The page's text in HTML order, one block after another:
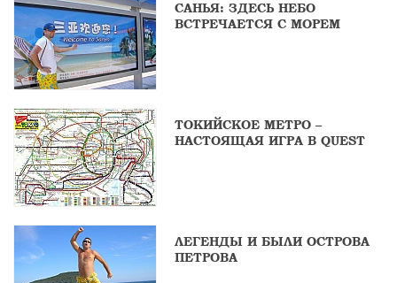
САНЬЯ: ЗДЕСЬ НЕБО
ВСТРЕЧАЕТСЯ С МОРЕМ
ТОКИЙСКОЕ МЕТРО –
НАСТОЯЩАЯ ИГРА В QUEST
ЛЕГЕНДЫ И БЫЛИ ОСТРОВА
ПЕТРОВА